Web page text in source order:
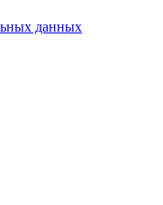
данных